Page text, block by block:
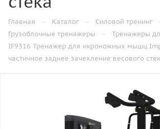
Главная — Каталог — Силовой тренинг
Грузоблочные тренажеры — Тренажеры
IF9316 Тренажер для икроножных мышц
частичное заднее зачехление весового